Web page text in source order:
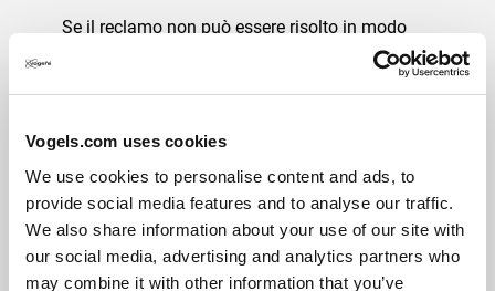
Vogels.com uses cookies
We use cookies to personalise content and ads, to
provide social media features and to analyse our traffic.
We also share information about your use of our site with
our social media, advertising and analytics partners who
may combine it with other information that you’ve
Se il reclamo non può essere risolto in modo
amichevole entro un termine ragionevole, o
comunque entro 3 mesi dalla sua presentazione,
nascerà una controversia soggetta alla procedura di
Ai contratti tra il venditore e il consumatore a cui si
applicano le presenti condizioni generali si applica
esclusivamente il diritto olandese.